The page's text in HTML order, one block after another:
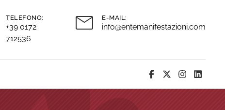
TELEFONO:
+39 0172
712536
E-MAIL:
info@entemanifestazioni.com